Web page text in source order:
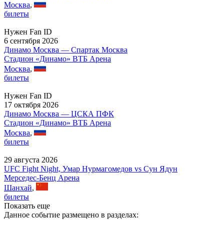
Москва,
билеты
Нужен Fan ID
6 сентября 2026
Динамо Москва — Спартак Москва
Стадион «Динамо» ВТБ Арена
Москва,
билеты
Нужен Fan ID
17 октября 2026
Динамо Москва — ЦСКА ПФК
Стадион «Динамо» ВТБ Арена
Москва,
билеты
29 августа 2026
UFC Fight Night, Умар Нурмагомедов vs Сун Ядун
Мерседес-Бенц Арена
Шанхай,
билеты
Показать еще
Данное событие размещено в разделах: